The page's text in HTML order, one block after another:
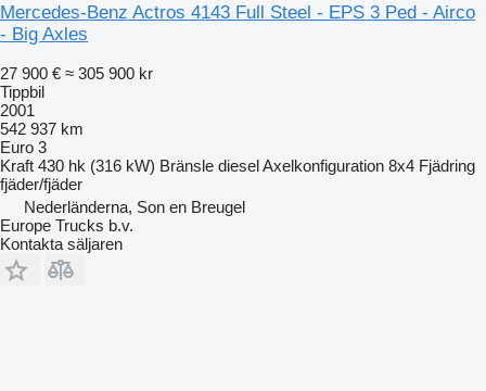
Mercedes-Benz Actros 4143 Full Steel - EPS 3 Ped - Airco
- Big Axles
27 900 € ≈ 305 900 kr
Tippbil
2001
542 937 km
Euro 3
Kraft 430 hk (316 kW) Bränsle dieselAxelkonfiguration 8x4 Fjädring
fjäder/fjäder
Nederländerna, Son en Breugel
Europe Trucks b.v.
Kontakta säljaren